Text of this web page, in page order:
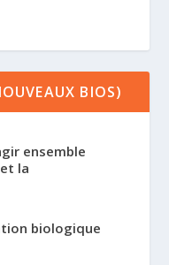
BIOS)
ensemble
la
biologique